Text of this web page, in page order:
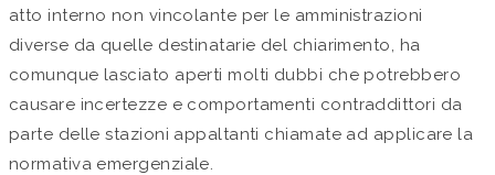
atto interno non vincolante per le amministrazioni
diverse da quelle destinatarie del chiarimento, ha
comunque lasciato aperti molti dubbi che potrebbero
causare incertezze e comportamenti contraddittori da
parte delle stazioni appaltanti chiamate ad applicare la
normativa emergenziale.